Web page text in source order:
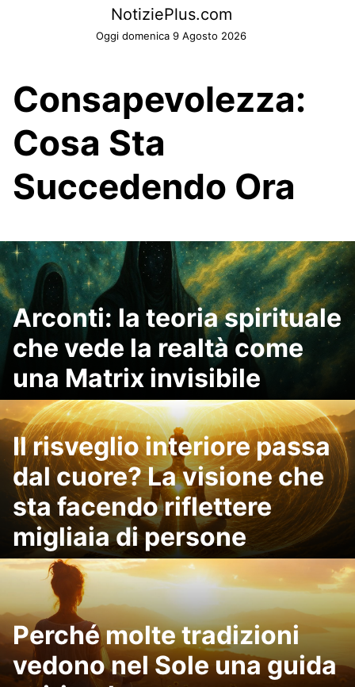
NotiziePlus.com
Oggi domenica 9 Agosto 2026
Consapevolezza:
Cosa Sta
Succedendo Ora
Arconti: la teoria spirituale
che vede la realtà come
una Matrix invisibile
Il risveglio interiore passa
dal cuore? La visione che
sta facendo riflettere
migliaia di persone
Perché molte tradizioni
vedono nel Sole una guida